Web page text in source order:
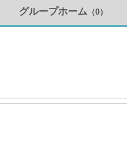
グループホーム（0）